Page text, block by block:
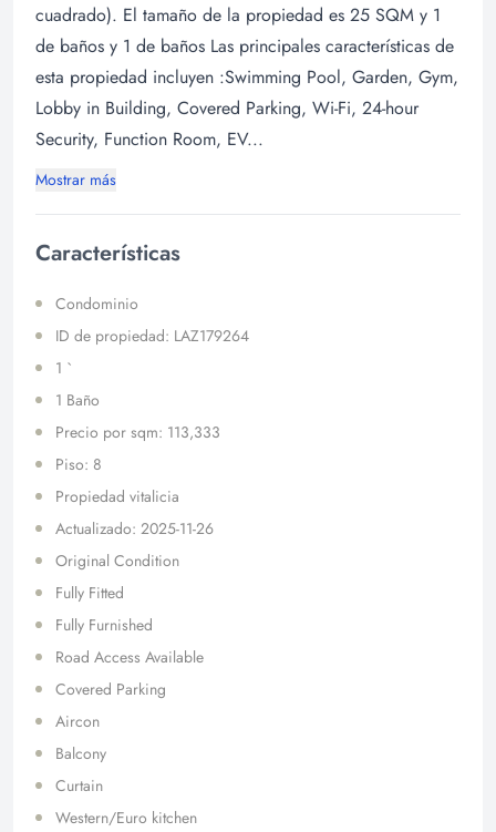
cuadrado). El tamaño de la propiedad es 25 SQM y 1
de baños y 1 de baños Las principales características de
esta propiedad incluyen :Swimming Pool, Garden, Gym,
Lobby in Building, Covered Parking, Wi-Fi, 24-hour
Security, Function Room, EV...
Mostrar más
Características
Condominio
ID de propiedad: LAZ179264
1 `
1 Baño
Precio por sqm: 113,333
Piso: 8
Propiedad vitalicia
Actualizado: 2025-11-26
Original Condition
Fully Fitted
Fully Furnished
Road Access Available
Covered Parking
Aircon
Balcony
Curtain
Western/Euro kitchen